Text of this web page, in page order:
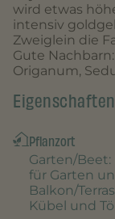
wird etwas
intensiv
Zweiglein die
Gute
Origanum,
Eigenschaften
Pflanzort
Garten/Beet
für Garten
Balkon/
Kübel und